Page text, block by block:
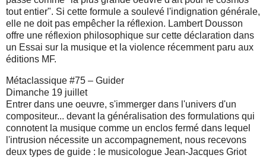
tout entier". Si cette formule a soulevé l'indignation générale,
elle ne doit pas empêcher la réflexion. Lambert Dousson
offre une réflexion philosophique sur cette déclaration dans
un Essai sur la musique et la violence récemment paru aux
éditions MF.
Métaclassique #75 – Guider
Dimanche 19 juillet
Entrer dans une oeuvre, s'immerger dans l'univers d'un
compositeur... devant la généralisation des formulations qui
connotent la musique comme un enclos fermé dans lequel
l'intrusion nécessite un accompagnement, nous recevons
deux types de guide : le musicologue Jean-Jacques Griot